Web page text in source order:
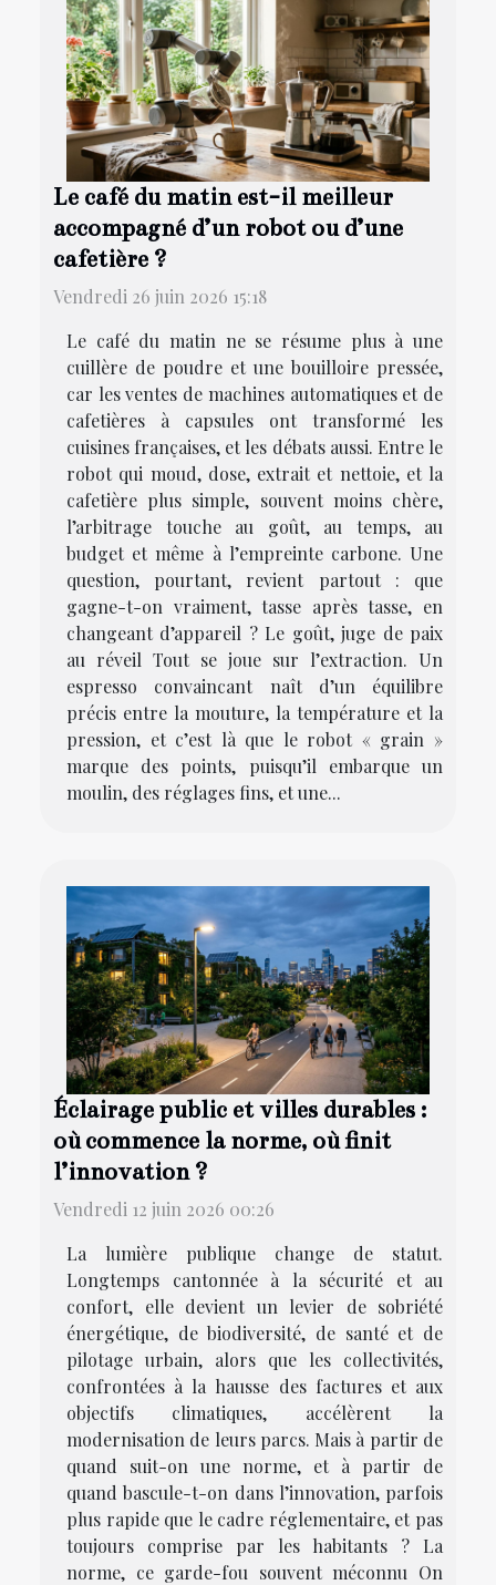
Le café du matin est-il meilleur
accompagné d’un robot ou d’une
cafetière ?
Vendredi 26 juin 2026 15:18
Le café du matin ne se résume plus à une
cuillère de poudre et une bouilloire pressée,
car les ventes de machines automatiques et de
cafetières à capsules ont transformé les
cuisines françaises, et les débats aussi. Entre le
robot qui moud, dose, extrait et nettoie, et la
cafetière plus simple, souvent moins chère,
l’arbitrage touche au goût, au temps, au
budget et même à l’empreinte carbone. Une
question, pourtant, revient partout : que
gagne-t-on vraiment, tasse après tasse, en
changeant d’appareil ? Le goût, juge de paix
au réveil Tout se joue sur l’extraction. Un
espresso convaincant naît d’un équilibre
précis entre la mouture, la température et la
pression, et c’est là que le robot « grain »
marque des points, puisqu’il embarque un
moulin, des réglages fins, et une...
Éclairage public et villes durables :
où commence la norme, où finit
l’innovation ?
Vendredi 12 juin 2026 00:26
La lumière publique change de statut.
Longtemps cantonnée à la sécurité et au
confort, elle devient un levier de sobriété
énergétique, de biodiversité, de santé et de
pilotage urbain, alors que les collectivités,
confrontées à la hausse des factures et aux
objectifs climatiques, accélèrent la
modernisation de leurs parcs. Mais à partir de
quand suit-on une norme, et à partir de
quand bascule-t-on dans l’innovation, parfois
plus rapide que le cadre réglementaire, et pas
toujours comprise par les habitants ? La
norme, ce garde-fou souvent méconnu On